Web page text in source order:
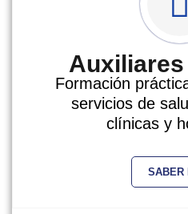
Auxiliares
Formación
servicios de
clínicas y
SABER